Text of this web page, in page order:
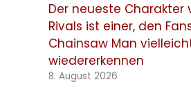
Der neueste Charakter
Rivals ist einer, den
Chainsaw Man
wiedererkennen
8. August 2026